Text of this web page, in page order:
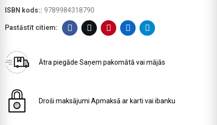
ISBN kods:: 9789984318790
Ātra piegāde Saņem pakomātā vai mājās
Droši maksājumi Apmaksā ar karti vai ibanku